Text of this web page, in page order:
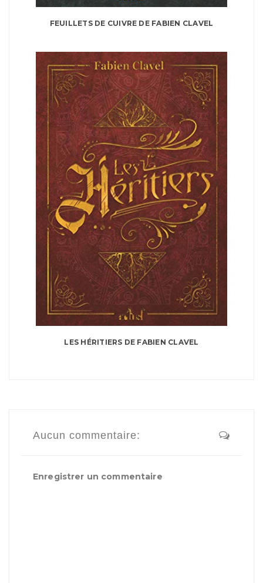
FEUILLETS DE CUIVRE DE FABIEN CLAVEL
LES HÉRITIERS DE FABIEN CLAVEL
Aucun commentaire:
Enregistrer un commentaire